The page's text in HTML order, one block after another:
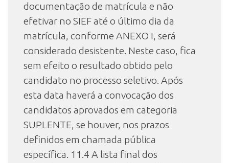
documentação de matrícula e não
efetivar no SIEF até o último dia da
matrícula, conforme ANEXO I, será
considerado desistente. Neste caso, fica
sem efeito o resultado obtido pelo
candidato no processo seletivo. Após
esta data haverá a convocação dos
candidatos aprovados em categoria
SUPLENTE, se houver, nos prazos
definidos em chamada pública
específica. 11.4 A lista final dos